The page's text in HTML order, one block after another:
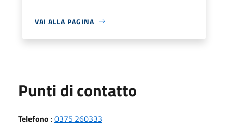
VAI ALLA PAGINA
Punti di contatto
Telefono :0375 260333